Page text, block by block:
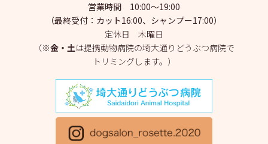
2025年4月
(1)
2025年3月(2)
2025年2月(4)
2025年1月(1)
2024年12月(1)
営業時間 10:00～19:00
（最終受付：カット16:00、シャンプー17:00）
定休日 木曜日
（※金・土は提携動物病院の埼大通りどうぶつ病院で
トリミングします。）